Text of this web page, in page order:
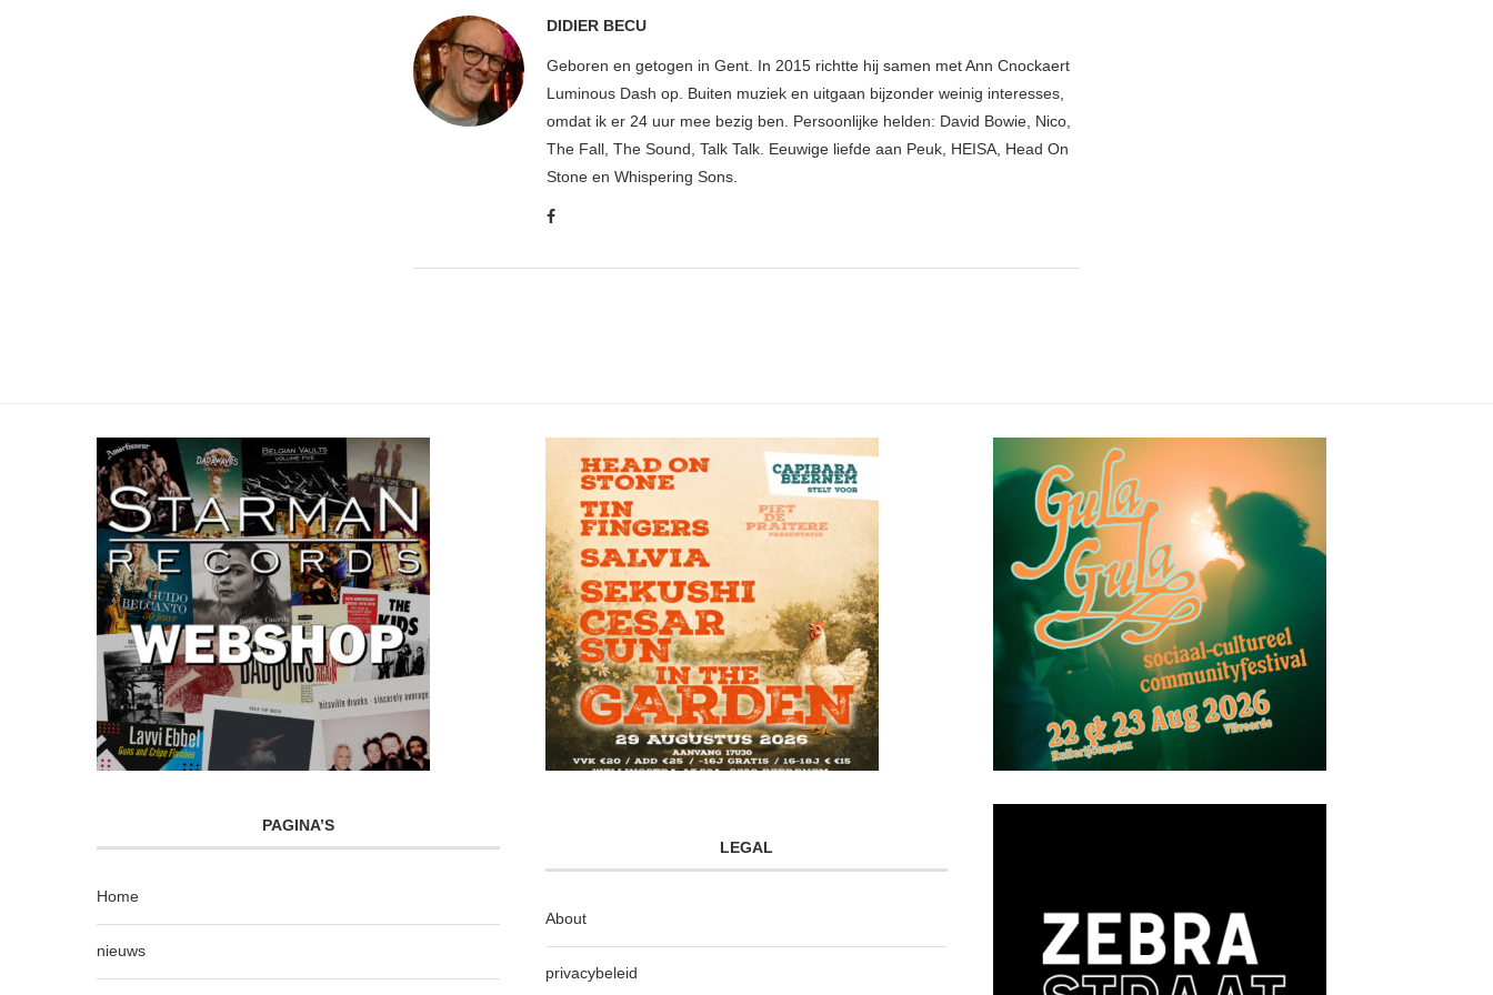
DIDIER BECU
Geboren en getogen in Gent. In 2015 richtte hij samen met Ann Cnockaert
Luminous Dash op. Buiten muziek en uitgaan bijzonder weinig interesses,
omdat ik er 24 uur mee bezig ben. Persoonlijke helden: David Bowie, Nico,
The Fall, The Sound, Talk Talk. Eeuwige liefde aan Peuk, HEISA, Head On
Stone en Whispering Sons.
PAGINA’S
Home
nieuws
LEGAL
About
privacybeleid